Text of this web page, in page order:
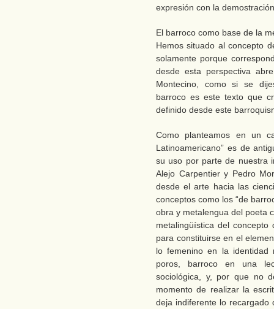
expresión con la
El barroco como base de la
Hemos situado al concepto
solamente porque
desde esta perspectiva
Montecino, como si se
barroco es este texto que
definido desde este
Como planteamos en un
Latinoamericano” es de
su uso por parte de nuestra
Alejo Carpentier y Pedro
desde el arte hacia las
conceptos como los “de
obra y metalengua del poeta
metalingüística del
para constituirse en el
lo femenino en la
poros, barroco en una
sociológica, y, por que no
momento de realizar la
deja indiferente lo recargado